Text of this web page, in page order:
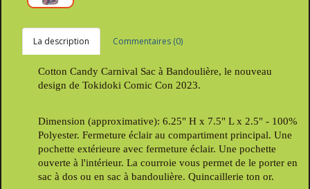
La description Commentaires (0)
Cotton Candy Carnival Sac à Bandoulière, le nouveau
design de Tokidoki Comic Con 2023.
Dimension (approximative): 6.25" H x 7.5" L x 2.5" - 100%
Polyester. Fermeture éclair au compartiment principal. Une
pochette extérieure avec fermeture éclair. Une pochette
ouverte à l'intérieur. La courroie vous permet de le porter en
sac à dos ou en sac à bandoulière. Quincaillerie ton or.